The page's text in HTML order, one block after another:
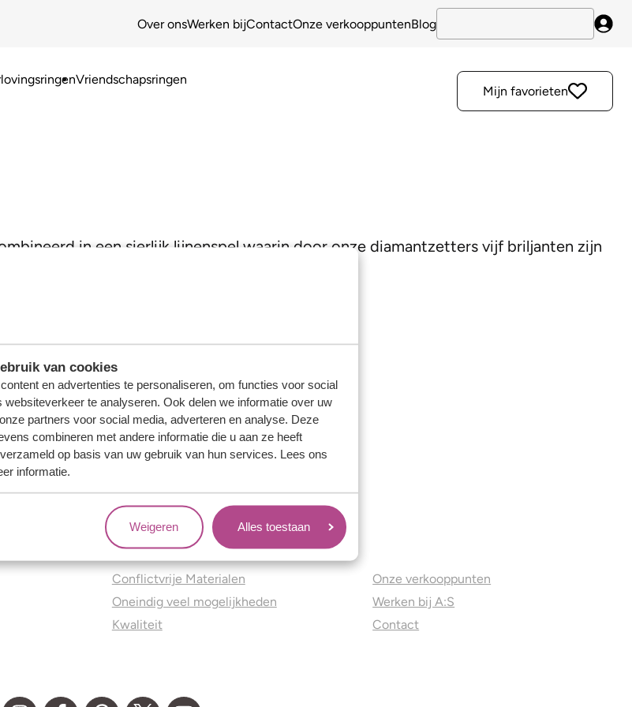
van cookies
en advertenties te personaliseren, om functies voor social
websiteverkeer te analyseren. Ook delen we informatie over uw
partners voor social media, adverteren en analyse. Deze
combineren met andere informatie die u aan ze heeft
op basis van uw gebruik van hun services. Lees ons
informatie.
Weigeren Alles toestaan
Over onsWerken bijContactOnze verkooppuntenBlog
Vriendschapsringen
Mijn favorieten
in een sierlijk lijnenspel waarin door onze diamantzetters vijf briljanten zijn
Jouw voordelen
Conflictvrije Materialen
Oneindig veel mogelijkheden
Kwaliteit
Onze verkooppunten
Werken bij A:S
Contact